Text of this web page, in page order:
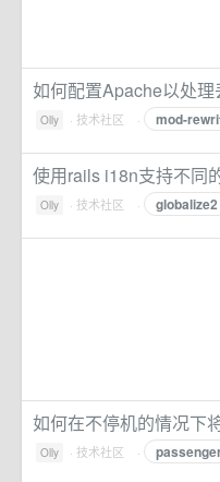
如何配置Apache以处
Olly · 技术社区 · mod-
使用rails i18n支持不同
Olly · 技术社区 · globalize2
如何在不停机的情况下
Olly · 技术社区 ·